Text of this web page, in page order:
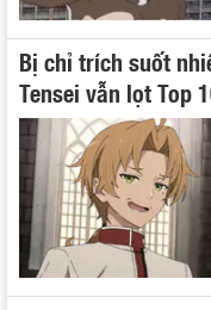
Bị chỉ trích suốt
Tensei vẫn lọt Top